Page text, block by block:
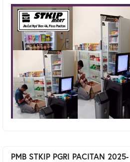
PMB STKIP PGRI PACITAN 2025-